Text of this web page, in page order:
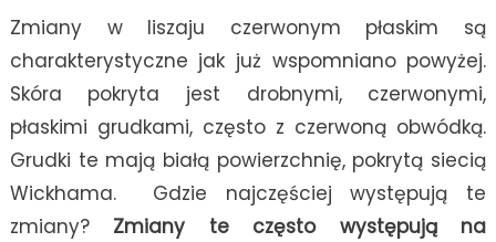
Zmiany w liszaju czerwonym płaskim są
charakterystyczne jak już wspomniano powyżej.
Skóra pokryta jest drobnymi, czerwonymi,
płaskimi grudkami, często z czerwoną obwódką.
Grudki te mają białą powierzchnię, pokrytą siecią
Wickhama. Gdzie najczęściej występują te
zmiany? Zmiany te często występują na